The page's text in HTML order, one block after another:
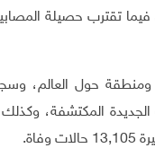
تفشيها في 218 دولة وإقليما